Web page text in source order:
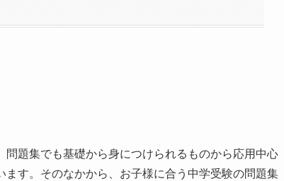
題集でも基礎から身につけられるものから応用中心
す。そのなかから、お子様に合う中学受験の問題集